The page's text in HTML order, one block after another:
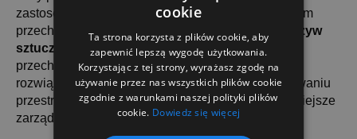
zastosowaniu tego pojemnika, klient z powodzeniem
przechowujesypkie materiały do produkcji tworzyw
sztucznych
, które przed użyciem w wtryskarkach
przechowywane są w workach w Gitterboxie. To
rozwiązanie jest wyjątkowo efektywne w organizowaniu
przestrzeni magazynowej, a także pozwala na łatwiejsze
zarządzanie materiałami w produkcji.
cookie
Ta strona korzysta z plików cookie, aby
zapewnić lepszą wygodę użytkowania.
Korzystając z tej strony, wyrażasz zgodę na
używanie przez nas wszystkich plików cookie
zgodnie z warunkami naszej polityki plików
cookie. Dowiedz się więcej